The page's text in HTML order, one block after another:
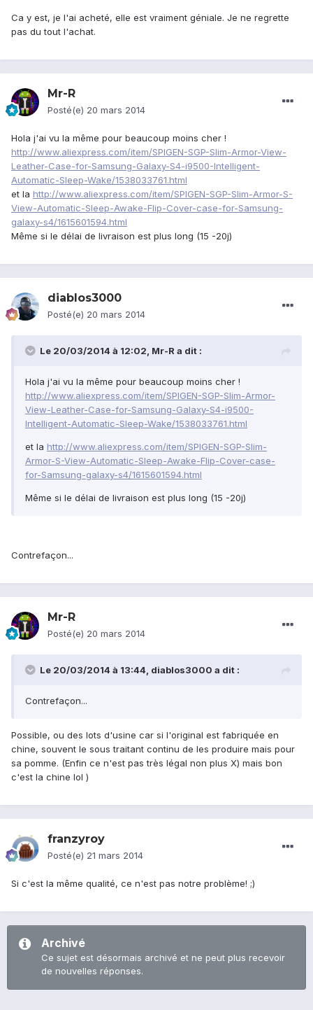
Ca y est, je l'ai acheté, elle est vraiment géniale. Je ne regrette
pas du tout l'achat.
Mr-R
Posté(e) 20 mars 2014
Hola j'ai vu la même pour beaucoup moins cher !
http://www.aliexpress.com/item/SPIGEN-SGP-Slim-Armor-View-
Leather-Case-for-Samsung-Galaxy-S4-i9500-Intelligent-
Automatic-Sleep-Wake/1538033761.html
et la http://www.aliexpress.com/item/SPIGEN-SGP-Slim-Armor-S-
View-Automatic-Sleep-Awake-Flip-Cover-case-for-Samsung-
galaxy-s4/1615601594.html
Même si le délai de livraison est plus long (15 -20j)
diablos3000
Posté(e) 20 mars 2014
Le 20/03/2014 à 12:02, Mr-R a dit :
Hola j'ai vu la même pour beaucoup moins cher !
http://www.aliexpress.com/item/SPIGEN-SGP-Slim-Armor-
View-Leather-Case-for-Samsung-Galaxy-S4-i9500-
Intelligent-Automatic-Sleep-Wake/1538033761.html
et la http://www.aliexpress.com/item/SPIGEN-SGP-Slim-
Armor-S-View-Automatic-Sleep-Awake-Flip-Cover-case-
for-Samsung-galaxy-s4/1615601594.html
Même si le délai de livraison est plus long (15 -20j)
Contrefaçon...
Mr-R
Posté(e) 20 mars 2014
Le 20/03/2014 à 13:44, diablos3000 a dit :
Contrefaçon...
Possible, ou des lots d'usine car si l'original est fabriquée en
chine, souvent le sous traitant continu de les produire mais pour
sa pomme. (Enfin ce n'est pas très légal non plus X) mais bon
c'est la chine lol )
franzyroy
Posté(e) 21 mars 2014
Si c'est la même qualité, ce n'est pas notre problème! ;)
Archivé
Ce sujet est désormais archivé et ne peut plus recevoir
de nouvelles réponses.